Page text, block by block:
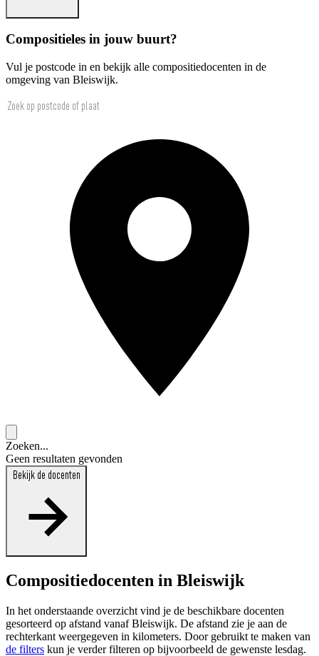
Compositieles in jouw buurt?
Vul je postcode in en bekijk alle compositiedocenten in de
omgeving van Bleiswijk.
Zoeken...
Geen resultaten gevonden
Bekijk de docenten
Compositiedocenten in Bleiswijk
In het onderstaande overzicht vind je de beschikbare docenten
gesorteerd op afstand vanaf Bleiswijk. De afstand zie je aan de
rechterkant weergegeven in kilometers. Door gebruikt te maken van
de filters kun je verder filteren op bijvoorbeeld de gewenste lesdag.